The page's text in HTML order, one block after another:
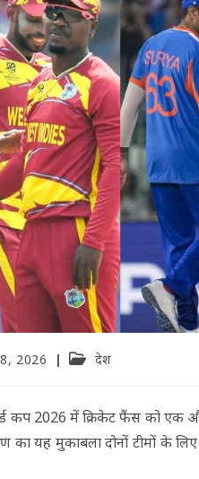
2026 देश
कप 2026 में क्रिकेट फैंस को एक
का यह मुकाबला दोनों टीमों के